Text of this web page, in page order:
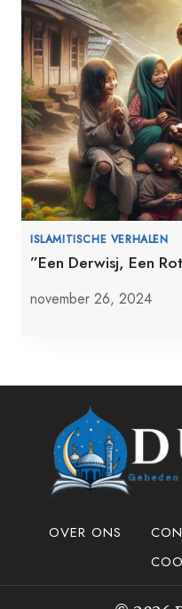
ISLAMITISCHE VERHALEN
”Een Derwisj, Een
november 26, 2024
OVER ONS